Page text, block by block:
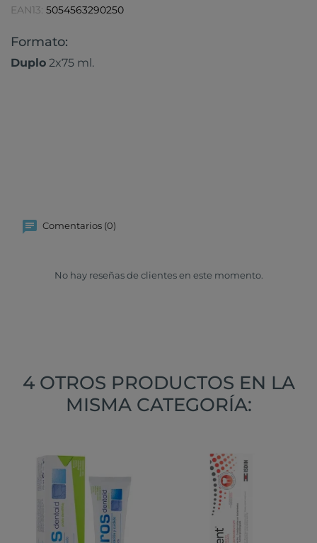
EAN13: 5054563290250
Formato:
Duplo 2x75 ml.
Comentarios (0)
No hay reseñas de clientes en este momento.
4 OTROS PRODUCTOS EN LA
MISMA CATEGORÍA: